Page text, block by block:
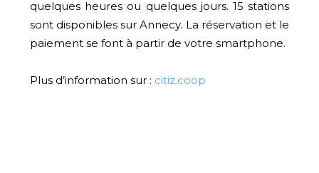
quelques heures ou quelques jours. 15 stations
sont disponibles sur Annecy. La réservation et le
paiement se font à partir de votre smartphone.
Plus d’information sur : citiz.coop